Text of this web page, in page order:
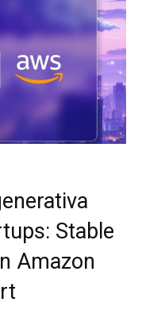
Stable
Amazon